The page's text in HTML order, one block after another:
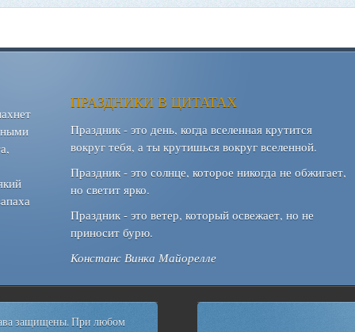
ПРАЗДНИКИ В ЦИТАТАХ
Праздник - это день, когда вселенная крутится
вокруг тебя, а ты крутишься вокруг вселенной.
Праздник - это солнце, которое никогда не обжигает,
но светит ярко.
Праздник - это ветер, который освежает, но не
приносит бурю.
Констанс Винка Майорелле
защищены. При любом